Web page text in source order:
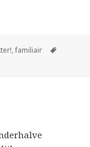
,familiair